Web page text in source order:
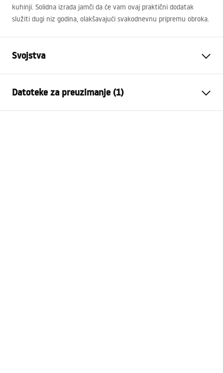
kuhinji. Solidna izrada jamči da će vam ovaj praktični dodatak
služiti dugi niz godina, olakšavajući svakodnevnu pripremu obroka.
Svojstva
Materijal
Postati, Plastičan
Duljina (mm)
380mm
Datoteke za preuzimanje (1)